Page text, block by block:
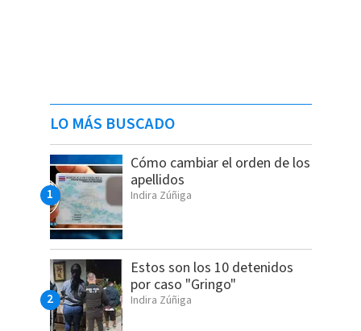
LO MÁS BUSCADO
Cómo cambiar el orden de los
apellidos
Indira Zúñiga
Estos son los 10 detenidos
por caso "Gringo"
Indira Zúñiga